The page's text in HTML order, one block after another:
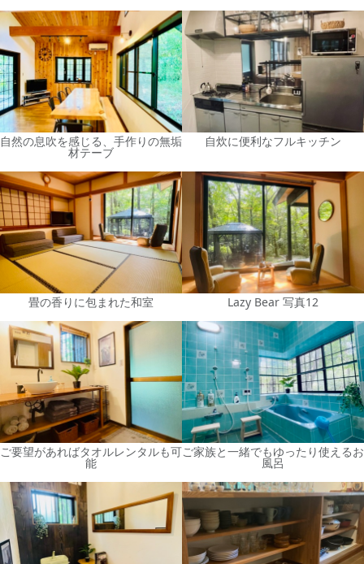
自然の息吹を感じる、手作りの無垢
材テーブ
自炊に便利なフルキッチン
畳の香りに包まれた和室 Lazy Bear 写真12
ご要望があればタオルレンタルも可
能
ご家族と一緒でもゆったり使えるお
風呂